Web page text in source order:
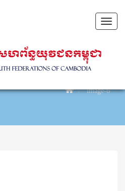
Toggle
image-6